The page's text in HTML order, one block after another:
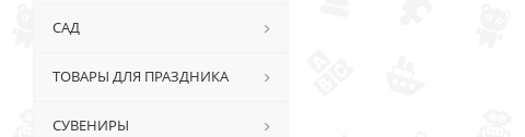
САД
ТОВАРЫ ДЛЯ ПРАЗДНИКА
СУВЕНИРЫ